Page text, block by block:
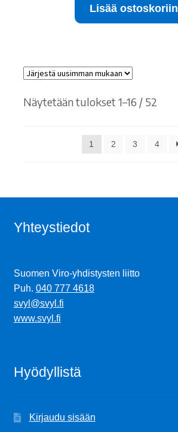
15.00 €.
Lisää ostoskoriin
Näytetään tulokset 1–16 / 52
1 2 3 4
Yhteystiedot
Suomen Viro-yhdistysten liitto
Puh. 040 777 4618
svyl@svyl.fi
www.svyl.fi
Hyödyllistä
Kirjaudu sisään